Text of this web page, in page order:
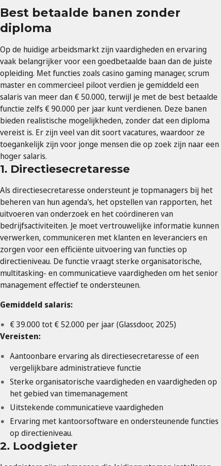
Best betaalde banen zonder
diploma
Op de huidige arbeidsmarkt zijn vaardigheden en ervaring
vaak belangrijker voor een goedbetaalde baan dan de juiste
opleiding. Met functies zoals casino gaming manager, scrum
master en commercieel piloot verdien je gemiddeld een
salaris van meer dan € 50.000, terwijl je met de best betaalde
functie zelfs € 90.000 per jaar kunt verdienen. Deze banen
bieden realistische mogelijkheden, zonder dat een diploma
vereist is. Er zijn veel van dit soort vacatures, waardoor ze
toegankelijk zijn voor jonge mensen die op zoek zijn naar een
hoger salaris.
1. Directiesecretaresse
Als directiesecretaresse ondersteunt je topmanagers bij het
beheren van hun agenda's, het opstellen van rapporten, het
uitvoeren van onderzoek en het coördineren van
bedrijfsactiviteiten. Je moet vertrouwelijke informatie kunnen
verwerken, communiceren met klanten en leveranciers en
zorgen voor een efficiënte uitvoering van functies op
directieniveau. De functie vraagt sterke organisatorische,
multitasking- en communicatieve vaardigheden om het senior
management effectief te ondersteunen.
Gemiddeld salaris:
€ 39.000 tot € 52.000 per jaar (Glassdoor, 2025)
Vereisten:
Aantoonbare ervaring als directiesecretaresse of een
vergelijkbare administratieve functie
Sterke organisatorische vaardigheden en vaardigheden op
het gebied van timemanagement
Uitstekende communicatieve vaardigheden
Ervaring met kantoorsoftware en ondersteunende functies
op directieniveau.
2. Loodgieter